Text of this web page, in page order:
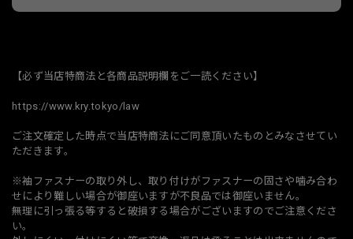
【必ず当店特商法と各商品説明欄をご一読ください】
https://www.kry.tokyo/law
ご注文確定した時点で当店特商法にご同意頂いたものとみなさせてい
ただきます。
※袖ファスナーの取り外し、取り付けがファスナーの固さや噛み合わ
せにより難しい場合が御座いますが不良品では御座いません。
無理に引っ張る等すると破損する場合がございますのでご注意くださ
い。